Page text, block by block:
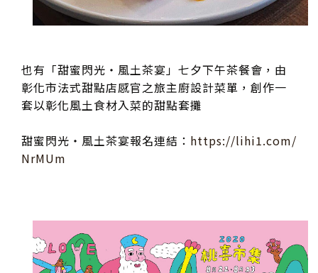
也有「甜蜜閃光・風土茶宴」七夕下午茶餐會，由
彰化市法式甜點店感官之旅主廚設計菜單，創作一
套以彰化風土食材入菜的甜點套攤
甜蜜閃光・風土茶宴報名連結： https://lihi1.com/
NrMUm